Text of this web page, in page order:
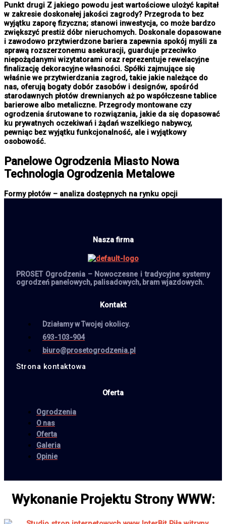
Punkt drugi Z jakiego powodu jest wartościowe ulożyć kapitał
w zakresie doskonałej jakości zagrody? Przegroda to bez
wyjątku zaporę fizyczna; stanowi inwestycja, co może bardzo
zwiększyć prestiż dóbr nieruchomych. Doskonale dopasowane
i zawodowo przytwierdzone bariera zapewnia spokój myśli za
sprawą rozszerzonemu asekuracji, guarduje przeciwko
niepożądanymi wizytatorami oraz reprezentuje rewelacyjne
finalizację dekoracyjne własności. Spółki zajmujące się
właśnie we przytwierdzania zagrod, takie jakie należące do
nas, oferują bogaty dobór zasobów i designów, spośród
starodawnych płotów drewnianych aż po współczesne tablice
barierowe albo metaliczne. Przegrody montowane czy
ogrodzenia śrutowane to rozwiązania, jakie da się dopasować
ku prywatnych oczekiwań i żądań wszelkiego nabywcy,
pewniąc bez wyjątku funkcjonalność, ale i wyjątkowy
osobowość.
Panelowe Ogrodzenia MiastoNowa
Technologia Ogrodzenia Metalowe
Formy płotów – analiza dostępnych na rynku opcji
Nasza firma
PROSET Ogrodzenia – Nowoczesne i tradycyjne systemy
ogrodzeń panelowych, palisadowych, bram wjazdowych.
Kontakt
Działamy w Twojej okolicy.
693-103-904
biuro@prosetogrodzenia.pl
Strona kontaktowa
Oferta
Ogrodzenia
O nas
Oferta
Galeria
Opinie
Wykonanie Projektu Strony WWW: